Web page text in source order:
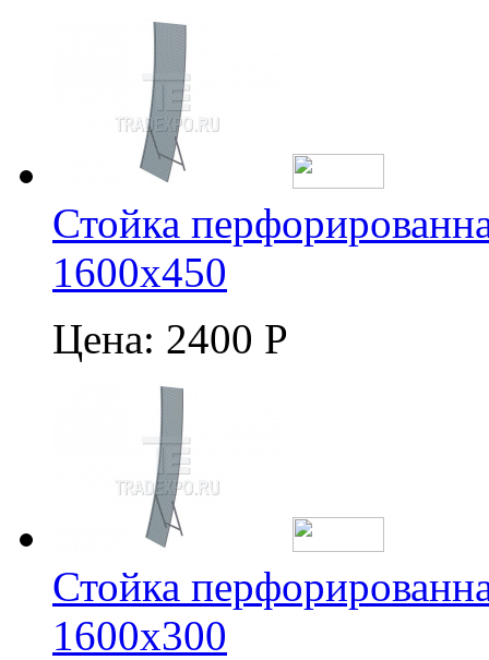
Стойка
1600х450
Цена: 2400 Р
Стойка
1600х300